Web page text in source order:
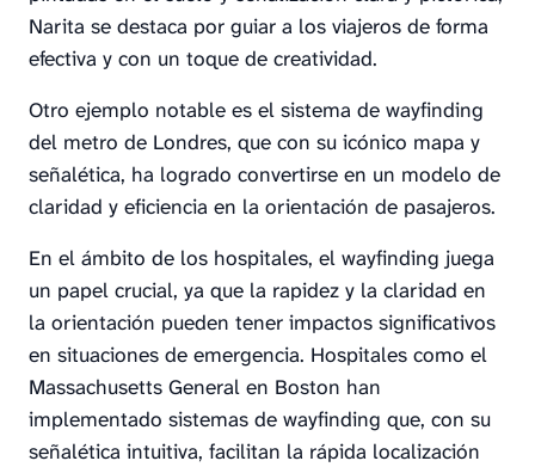
Narita se destaca por guiar a los viajeros de forma
efectiva y con un toque de creatividad.
Otro ejemplo notable es el sistema de wayfinding
del metro de Londres, que con su icónico mapa y
señalética, ha logrado convertirse en un modelo de
claridad y eficiencia en la orientación de pasajeros.
En el ámbito de los hospitales, el wayfinding juega
un papel crucial, ya que la rapidez y la claridad en
la orientación pueden tener impactos significativos
en situaciones de emergencia. Hospitales como el
Massachusetts General en Boston han
implementado sistemas de wayfinding que, con su
señalética intuitiva, facilitan la rápida localización